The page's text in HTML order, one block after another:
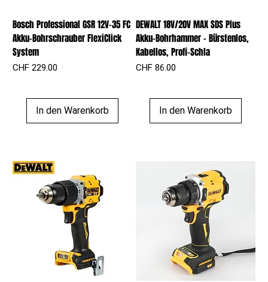
Bosch Professional GSR 12V-35 FC
Akku-Bohrschrauber FlexiClick
System
Preis
CHF 229.00
In den Warenkorb
DEWALT 18V/20V MAX SDS Plus
Akku-Bohrhammer – Bürstenlos,
Kabellos, Profi-Schla
Preis
CHF 86.00
In den Warenkorb